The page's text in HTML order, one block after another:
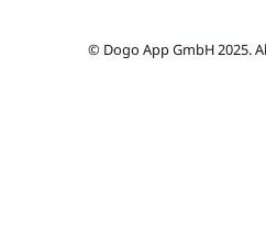
© Dogo App GmbH 2025.